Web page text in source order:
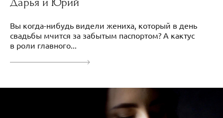
Дарья и Юрий
Вы когда-нибудь видели жениха, который в день
свадьбы мчится за забытым паспортом? А кактус
в роли главного...